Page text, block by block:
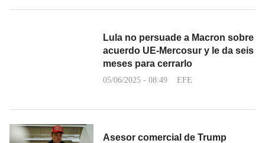
Lula no persuade a Macron sobre
acuerdo UE-Mercosur y le da seis
meses para cerrarlo
05/06/2025 - 08:49 EFE
Asesor comercial de Trump